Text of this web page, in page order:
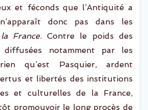
et féconds quel’Antiquitéa
donc pas dans les
France. Contre le poids des
diffusées notamment par les
qu’est Pasquier, ardent
et libertés des institutions
et culturelles de la France,
promouvoir le long procès de